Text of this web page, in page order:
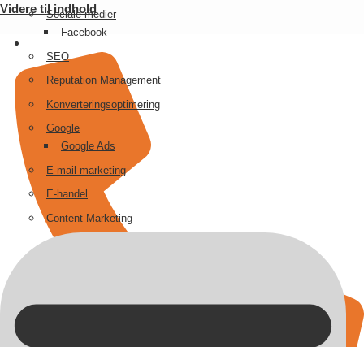
Videre til indhold
Sociale medier
Facebook
SEO
Reputation Management
Konverteringsoptimering
Google
Google Ads
E-mail marketing
E-handel
Content Marketing